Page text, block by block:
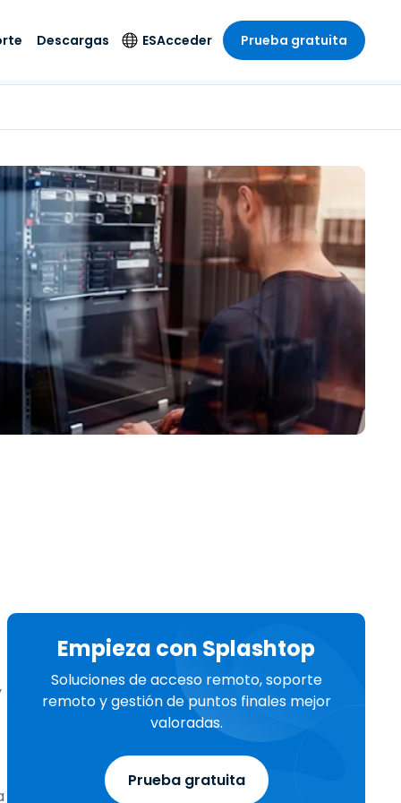
con
de
Antivirus
Detección y
respuesta de puntos
finales
Acceso y control de
Wi-Fi de Foxpass
Espacio de trabajo
seguro Zero Trust
Shield (Antiestafa)
Todos los
productos
menor
sector público
y Diseño
contabilidad
menor
sectores
sistema
Descargas ES
Deutsch
Español
Français
Italiano
Nederlands
Português
简体中文
繁體中文
日本語
Acceder Prueba gratuita
Empieza con Splashtop
Soluciones de acceso remoto, soporte
remoto y gestión de puntos finales mejor
valoradas.
Prueba gratuita